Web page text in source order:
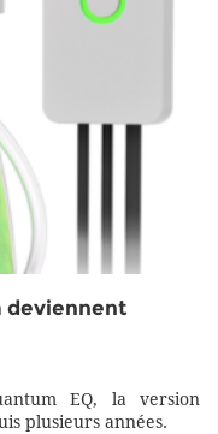
deviennent
EQ, la version
plusieurs années.